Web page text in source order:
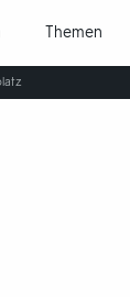
Themen